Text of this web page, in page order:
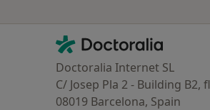
Contacto
Doctoralia - Homepage
Doctoralia Internet SL
C/ Josep Pla 2 - Building B2,
08019 Barcelona, Spain